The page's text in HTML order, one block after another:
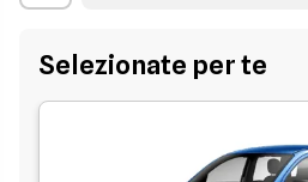
Selezionate per te